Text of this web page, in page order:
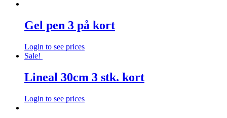
Gel pen 3 på kort
Login to see prices
Sale!
Lineal 30cm 3 stk. kort
Login to see prices